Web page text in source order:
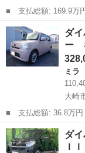
■ 支払総額: 169.9万円 ■ 車両本体価格： 1,593,000 円 ■ メーカ
ー名： ダイハツ ■
名： セオリーＧタ
突軽減装置 ...
宮城
ダ
ー
ミラ
大崎
■ 支払総額: 36.8万円 ■ 車両本体価格： 328,000 円 ■ メーカー
名： ダイハツ ■ 車
Ｌ ＣＤプレーヤー
ートマ ベン...
宮城 大崎市
ダ
Ｉ